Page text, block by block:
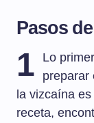
Pasos
1
Lo
preparar
la vizcaína
receta,